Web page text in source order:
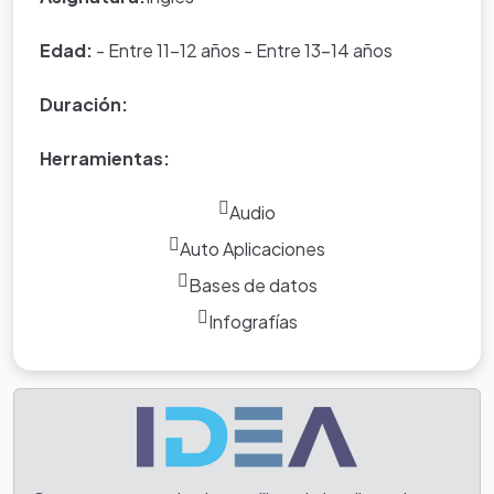
Edad: - Entre 11-12 años - Entre 13-14 años
Duración:
Herramientas:
Audio
Auto Aplicaciones
Bases de datos
Infografías